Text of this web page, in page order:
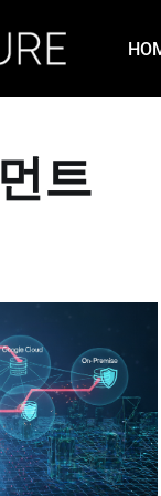
트